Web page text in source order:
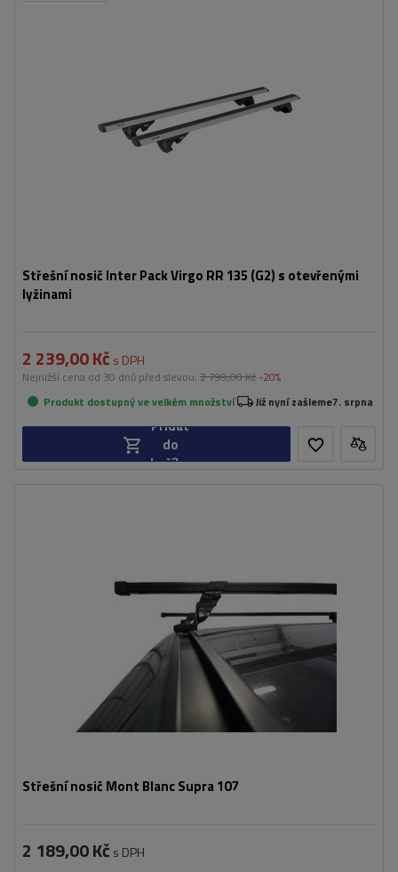
Střešní nosič Inter Pack Virgo RR 135 (G2) s otevřenými
lyžinami
2 239,00 Kč s DPH
Nejnižší cena od 30 dnů před slevou: 2 799,00 Kč -20%
Produkt dostupný ve velkém množství
Již nyní zašleme7. srpna
Přidat
do
košíku
Střešní nosič Mont Blanc Supra 107
2 189,00 Kč s DPH